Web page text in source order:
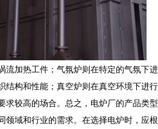
流加热工件；气氛炉则在特定的气氛下进
结构和性能；真空炉则在真空环境下进行
求较高的场合。总之，电炉厂的产品类型
领域和行业的需求。在选择电炉时，应根